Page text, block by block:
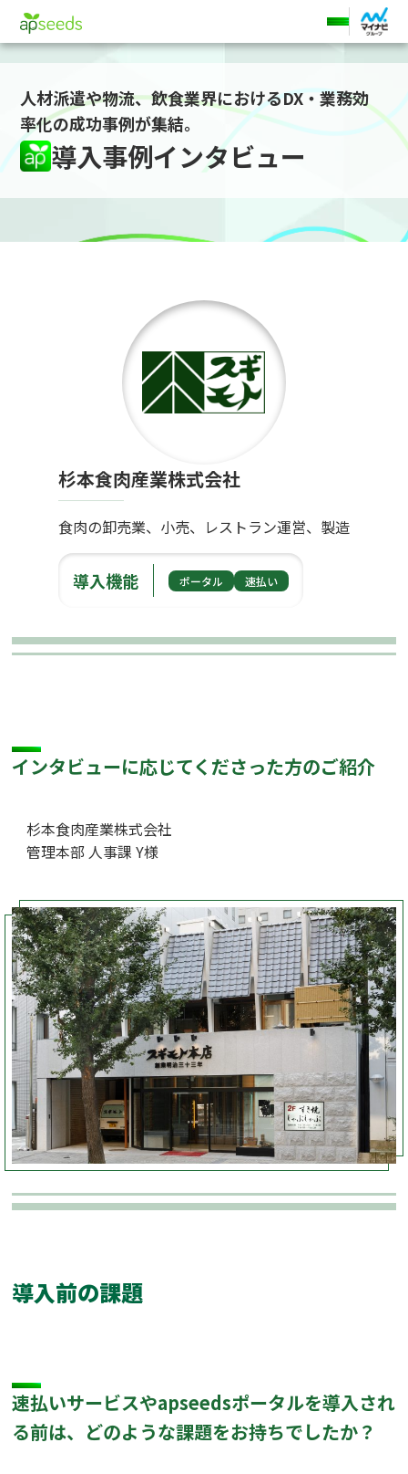
ホーム 導入事例
人材派遣や物流、飲食業界におけるDX・業務効
率化の成功事例が集結。
導入事例インタビュー
杉本食肉産業株式会社
食肉の卸売業、小売、レストラン運営、製造
導入機能 ポータル 速払い
インタビューに応じてくださった方のご紹介
杉本食肉産業株式会社
管理本部 人事課 Y様
導入前の課題
速払いサービスやapseedsポータルを導入され
る前は、どのような課題をお持ちでしたか？